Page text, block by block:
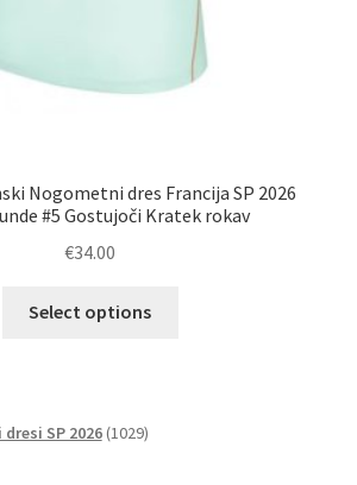
Nogometni dres Francija SP 2026
#5 Gostujoči Kratek rokav
€34.00
Select options
SP 2026 1029izdelkov